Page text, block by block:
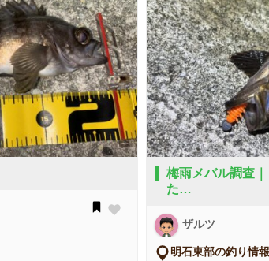
梅雨メバル調査
た…
ザルツ
明石東部の釣り情報